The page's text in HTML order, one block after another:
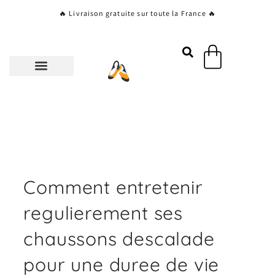
🔥 Livraison gratuite sur toute la France 🔥
Panier
Comment entretenir
regulierement ses
chaussons descalade
pour une duree de vie